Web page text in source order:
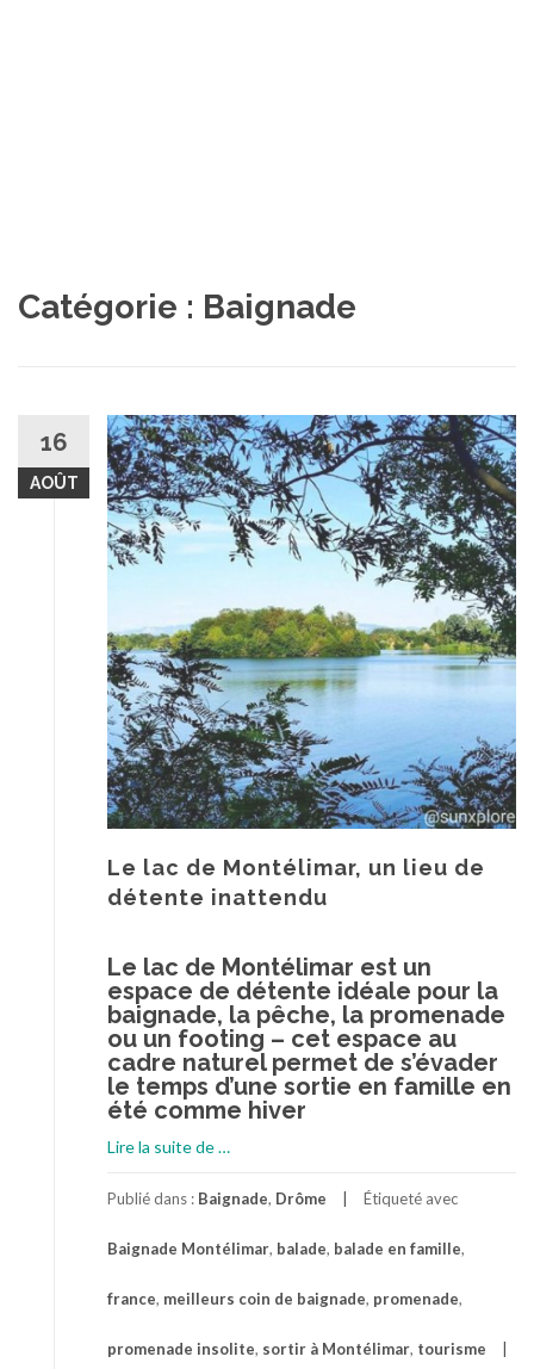
Catégorie : Baignade
16
AOÛT
Le lac de Montélimar, un lieu de
détente inattendu
Le lac de Montélimar est un
espace de détente idéale pour la
baignade, la pêche, la promenade
ou un footing – cet espace au
cadre naturel permet de s’évader
le temps d’une sortie en famille en
été comme hiver
Lire la suite de
lac
Montélimar,
lieu
détente
…
Publié dans : Baignade, Drôme Étiqueté avec
Baignade Montélimar, balade, balade en famille,
france, meilleurs coin de baignade, promenade,
promenade insolite, sortir à Montélimar, tourisme